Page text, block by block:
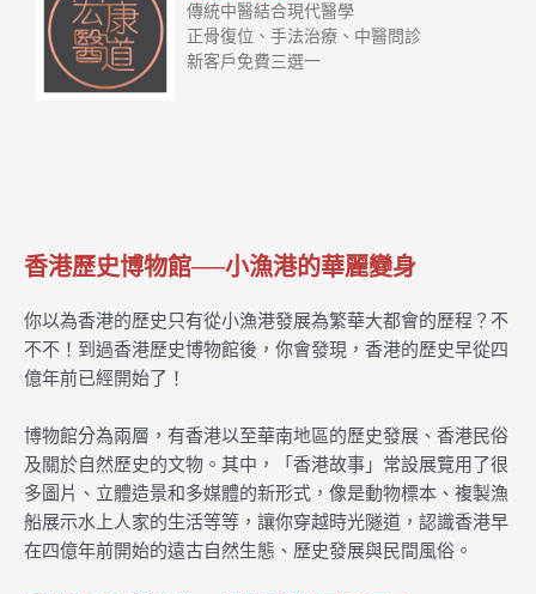
傳統中醫結合現代醫學
正骨復位、手法治療、中醫問診
新客戶免費三選一
香港歷史博物館──小漁港的華麗變身
你以為香港的歷史只有從小漁港發展為繁華大都會的歷程？不
不不！到過香港歷史博物館後，你會發現，香港的歷史早從四
億年前已經開始了！
博物館分為兩層，有香港以至華南地區的歷史發展、香港民俗
及關於自然歷史的文物。其中，「香港故事」常設展覽用了很
多圖片、立體造景和多媒體的新形式，像是動物標本、複製漁
船展示水上人家的生活等等，讓你穿越時光隧道，認識香港早
在四億年前開始的遠古自然生態、歷史發展與民間風俗。